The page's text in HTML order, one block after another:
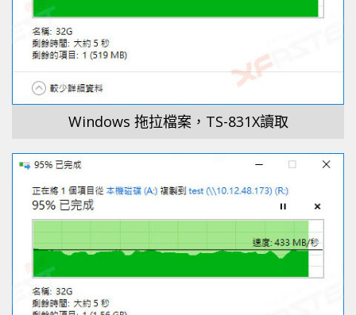
Windows 拖拉檔案，TS-831X讀取